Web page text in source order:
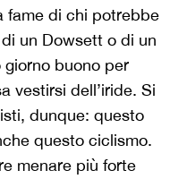
fame di chi potrebbe
un Dowsett o di un
buono per
vestirsi dell’iride. Si
dunque: questo
questo ciclismo.
menare più forte